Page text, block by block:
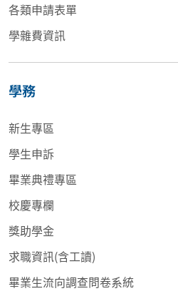
各類申請表單
學雜費資訊
學務
新生專區
學生申訴
畢業典禮專區
校慶專欄
獎助學金
求職資訊(含工讀)
畢業生流向調查問卷系統